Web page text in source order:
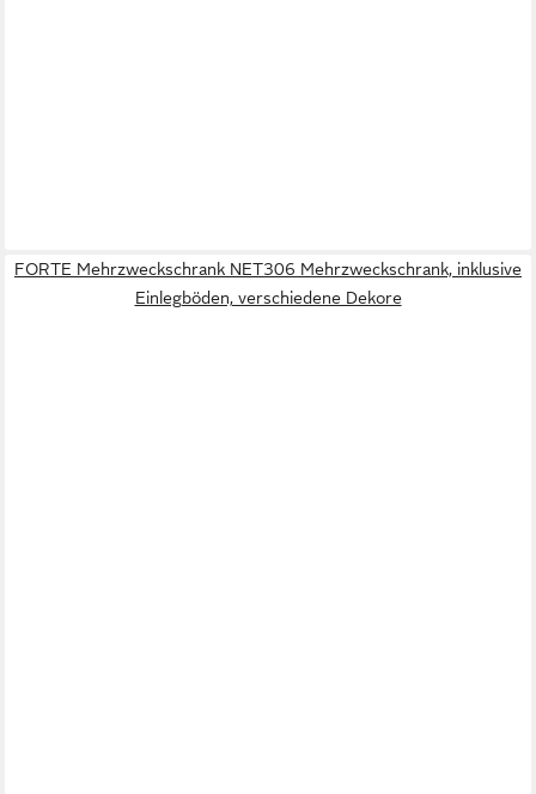
FORTE Mehrzweckschrank NET306 Mehrzweckschrank, inklusive
Einlegböden, verschiedene Dekore